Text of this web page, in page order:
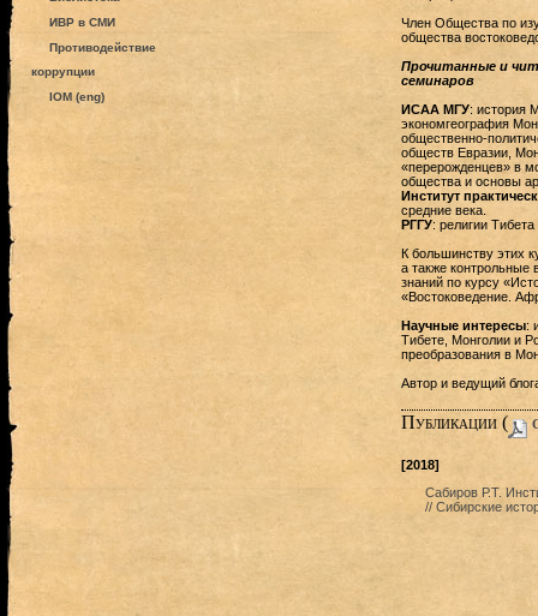
ИВР в СМИ
Противодействие
коррупции
IOM (eng)
Член Общества по
общества
Прочитанные и
семинаров
ИСАА МГУ: история
экономгеография
общественно-
обществ Евразии,
«перерожденцев» в
общества и основы
Институт
средние века.
РГГУ: религии
К большинству этих
а также контрольные
знаний по курсу
«Востоковедение.
Научные интересы:
Тибете, Монголии и
преобразования в
Автор и ведущий
Публикации (
[2018]
Сабиров Р.Т.
// Сибирские